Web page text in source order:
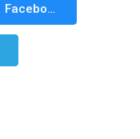
Facebook Messenger